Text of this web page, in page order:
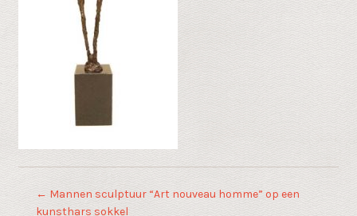
← Mannen sculptuur “Art nouveau homme” op een
kunsthars sokkel